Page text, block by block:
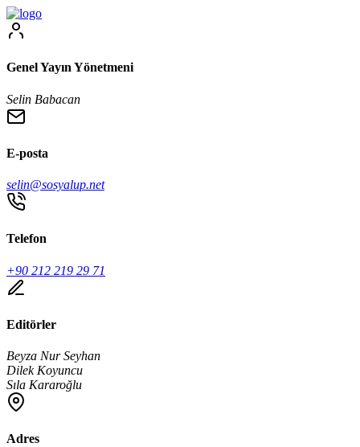
Genel Yayın Yönetmeni
Selin Babacan
E-posta
selin@sosyalup.net
Telefon
+90 212 219 29 71
Editörler
Beyza Nur Seyhan
Dilek Koyuncu
Sıla Kararoğlu
Adres